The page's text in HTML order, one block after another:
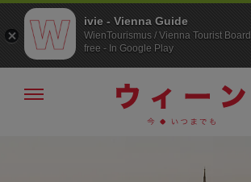
メ
ivie - Vienna Guide
WienTourismus / Vienna Tourist Board
free - In Google Play